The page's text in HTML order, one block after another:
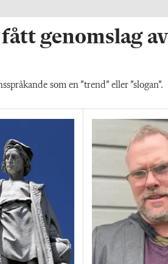
genomslag av
som en ”trend” eller ”slogan”.